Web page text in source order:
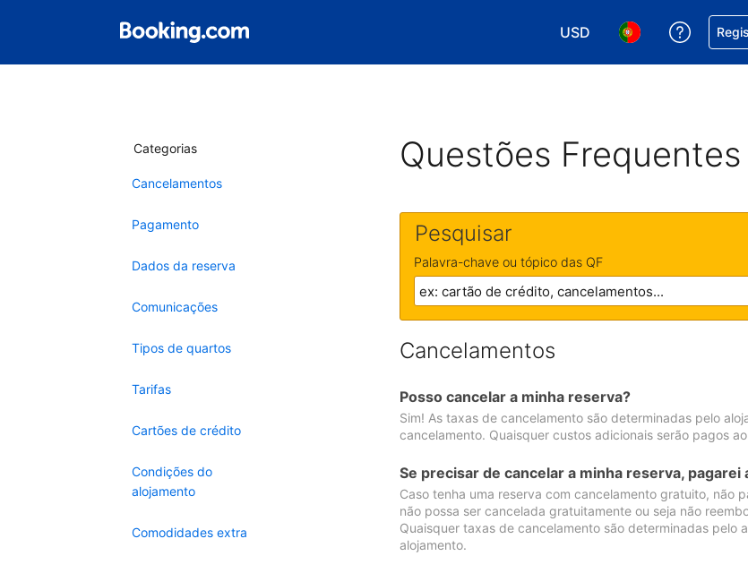
USD
Escolha a sua moeda. A
Escolha o seu
Categorias
Cancelamentos
Pagamento
Dados da reserva
Comunicações
Tipos de quartos
Tarifas
Cartões de crédito
Condições do
alojamento
Comodidades extra
Questões Frequentes
Pesquisar
Palavra-chave ou tópico das QF
Cancelamentos
Posso cancelar a minha reserva?
Sim! As taxas de cancelamento são determinadas pelo
cancelamento. Quaisquer custos adicionais serão pagos
Se precisar de cancelar a minha reserva, pagarei
Caso tenha uma reserva com cancelamento gratuito, não
não possa ser cancelada gratuitamente ou seja não
Quaisquer taxas de cancelamento são determinadas pelo
alojamento.